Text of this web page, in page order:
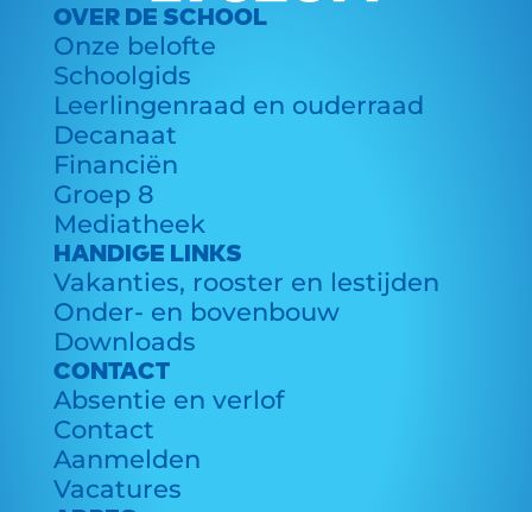
OVER DE SCHOOL
Onze belofte
Schoolgids
Leerlingenraad en ouderraad
Decanaat
Financiën
Groep 8
Mediatheek
HANDIGE LINKS
Vakanties, rooster en lestijden
Onder- en bovenbouw
Downloads
CONTACT
Absentie en verlof
Contact
Aanmelden
Vacatures